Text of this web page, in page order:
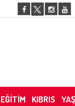
EĞİTİM KIBRIS